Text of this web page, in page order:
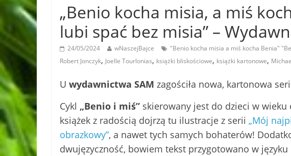
„Benio kocha misia, a miś
lubi spać bez misia” –
24/05/2024 wNaszejBajce "Benio kocha misia a miś kocha Benia"
Robert Jonczyk, Joelle Tourlonias, książki bliskościowe, książki kartonowe,
U wydawnictwa SAM zagościła nowa, kartonowa
Cykl „Benio i miś” skierowany jest do dzieci w wieku
książek z radością dojrzą tu ilustracje z serii „Mój
obrazkowy”, a nawet tych samych bohaterów!
dwujęzyczność, bowiem tekst przygotowano w